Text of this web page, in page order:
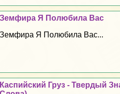
Земфира Я Полюбила Вас
Земфира Я Полюбила Вас...
Каспийский Груз - Твердый